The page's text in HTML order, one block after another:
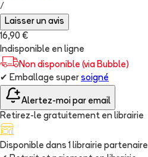
/
Laisser un avis
16,90 €
Indisponible en ligne
Non disponible (via Bubble)
✔ Emballage super soigné
Alertez-moi par email
Retirez-le gratuitement en librairie
Disponible dans 1 librairie partenaire